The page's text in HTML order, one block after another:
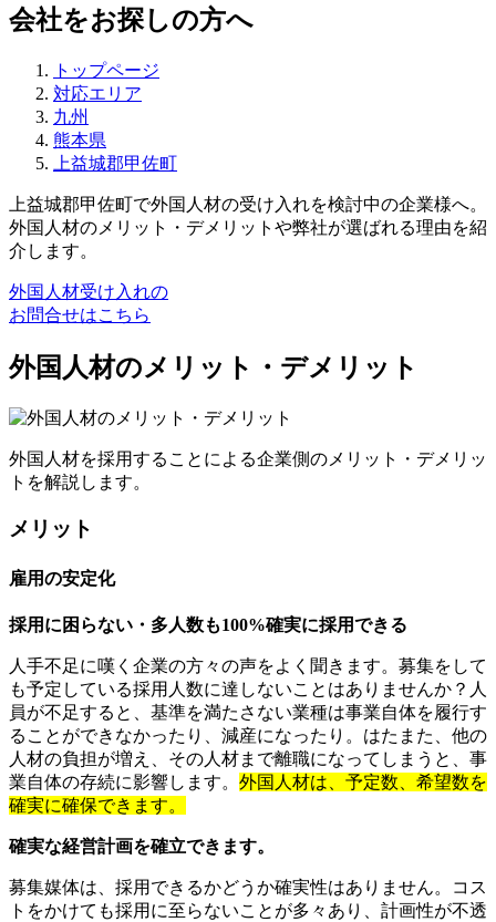
会社をお探しの方へ
トップページ
対応エリア
九州
熊本県
上益城郡甲佐町
上益城郡甲佐町で外国人材の受け入れを検討中の企業様へ。
外国人材のメリット・デメリットや弊社が選ばれる理由を紹
介します。
外国人材受け入れの
お問合せはこちら
外国人材のメリット・デメリット
外国人材を採用することによる企業側のメリット・デメリッ
トを解説します。
メリット
雇用の安定化
採用に困らない・多人数も100%確実に採用できる
人手不足に嘆く企業の方々の声をよく聞きます。募集をして
も予定している採用人数に達しないことはありませんか？人
員が不足すると、基準を満たさない業種は事業自体を履行す
ることができなかったり、減産になったり。はたまた、他の
人材の負担が増え、その人材まで離職になってしまうと、事
業自体の存続に影響します。 外国人材は、予定数、希望数を
確実に確保できます。
確実な経営計画を確立できます。
募集媒体は、採用できるかどうか確実性はありません。コス
トをかけても採用に至らないことが多々あり、計画性が不透